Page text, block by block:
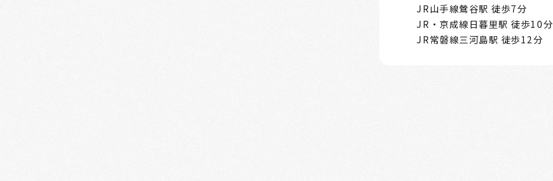
JR山手線鶯谷駅 徒歩7分
JR・京成線日暮里駅 徒歩10分
JR常磐線三河島駅 徒歩12分